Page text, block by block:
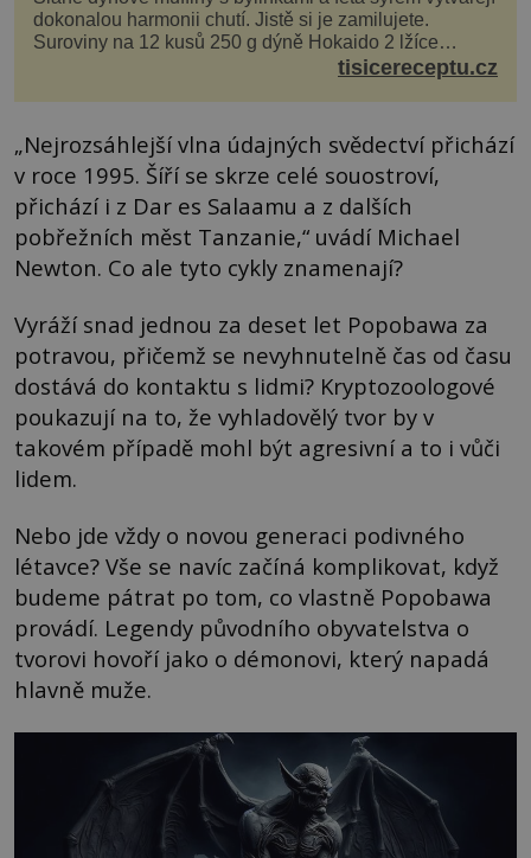
dokonalou harmonii chutí. Jistě si je zamilujete.
Suroviny na 12 kusů 250 g dýně Hokaido 2 lžíce
olivového oleje sůl, pepř hrst nasekaných špen...
tisicereceptu.cz
„Nejrozsáhlejší vlna údajných svědectví přichází
v roce 1995. Šíří se skrze celé souostroví,
přichází i z Dar es Salaamu a z dalších
pobřežních měst Tanzanie,“ uvádí Michael
Newton. Co ale tyto cykly znamenají?
Vyráží snad jednou za deset let Popobawa za
potravou, přičemž se nevyhnutelně čas od času
dostává do kontaktu s lidmi? Kryptozoologové
poukazují na to, že vyhladovělý tvor by v
takovém případě mohl být agresivní a to i vůči
lidem.
Nebo jde vždy o novou generaci podivného
létavce? Vše se navíc začíná komplikovat, když
budeme pátrat po tom, co vlastně Popobawa
provádí. Legendy původního obyvatelstva o
tvorovi hovoří jako o démonovi, který napadá
hlavně muže.